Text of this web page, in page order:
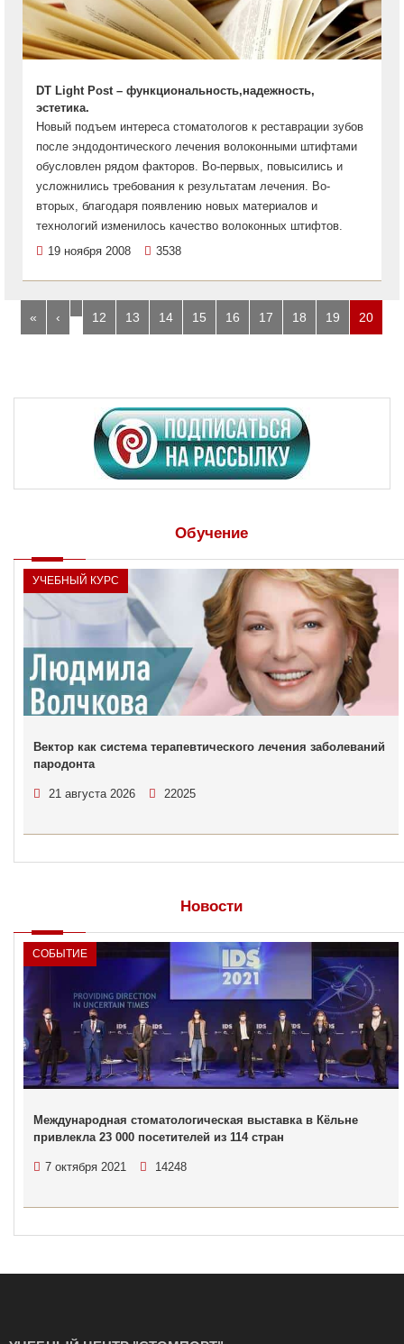
DT Light Post – функциональность,надежность,
эстетика.
Новый подъем интереса стоматологов к реставрации зубов
после эндодонтического лечения волоконными штифтами
обусловлен рядом факторов. Во-первых, повысились и
усложнились требования к результатам лечения. Во-
вторых, благодаря появлению новых материалов и
технологий изменилось качество волоконных штифтов.
19 ноября 2008
3538
« ‹ 12 13 14 15 16 17 18 19 20
Обучение
УЧЕБНЫЙ КУРС
Вектор как система терапевтического лечения заболеваний
пародонта
21 августа 2026 22025
Новости
СОБЫТИЕ
Международная стоматологическая выставка в Кёльне
привлекла 23 000 посетителей из 114 стран
7 октября 2021 14248